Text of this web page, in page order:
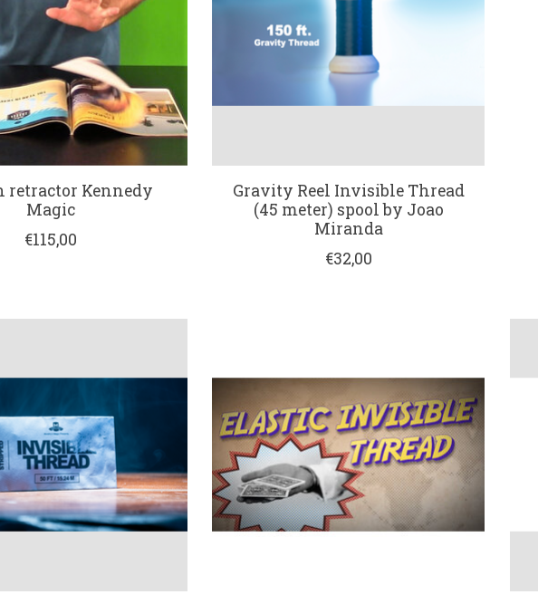
retractor Kennedy
Magic
€115,00
Gravity Reel Invisible Thread
(45 meter) spool by Joao
Miranda
€32,00